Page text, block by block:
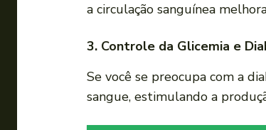
a circulação sanguínea
3. Controle da Glicemia e
Se você se preocupa com a
sangue, estimulando a